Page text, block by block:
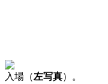
入場（左写真）。